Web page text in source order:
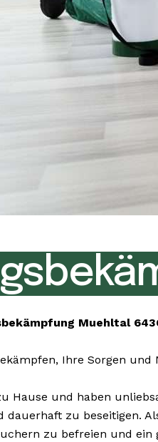
Muehltal
Ihre Sorgen und
Hause und haben
dauerhaft zu beseitigen.
zu befreien und